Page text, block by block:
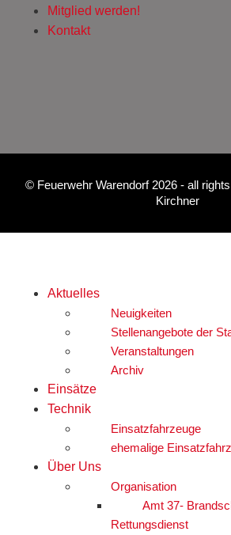
Mitglied werden!
Kontakt
© Feuerwehr Warendorf 2026 - all
Kirchner
Aktuelles
Neuigkeiten
Stellenangebote der
Veranstaltungen
Archiv
Einsätze
Technik
Einsatzfahrzeuge
ehemalige
Über Uns
Organisation
Amt 37-
Rettungsdienst